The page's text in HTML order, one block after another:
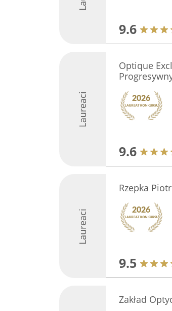
9.6
Laureaci
Optique
9.6
Laureaci
Rzepka
9.5
Zakład